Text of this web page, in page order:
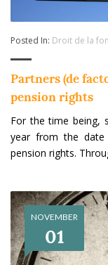
Posted In: Droit de la
Partners (de
pension rights
For the time being,
year from the
pension rights.
NOVEMBER
01